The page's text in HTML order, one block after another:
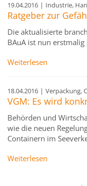
19.04.2016 | Industrie,
Ratgeber zur
Die aktualisierte
BAuA ist nun
Weiterlesen
18.04.2016 | Verpackung,
VGM: Es wird
Behörden und
wie die neuen
Containern im
Weiterlesen